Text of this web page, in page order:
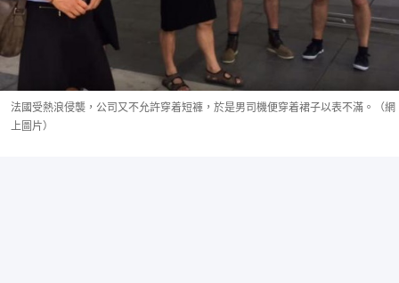
法國受熱浪侵襲，公司又不允許穿着短褲，於是男司機便穿着裙子以表不滿。（網
上圖片）